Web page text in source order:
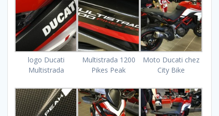
logo Ducati
Multistrada
Multistrada 1200
Pikes Peak
Moto Ducati chez
City Bike